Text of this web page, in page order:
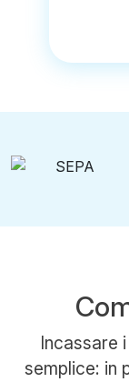
Incassare
semplice: in